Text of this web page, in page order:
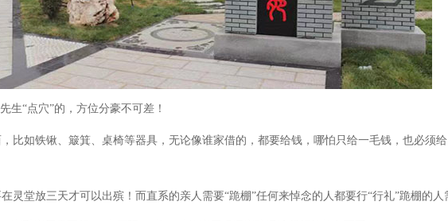
“点穴”的，方位分豪不可差！
比如铁锹、簸箕、桌椅等器具，无论像谁家借的，都要给钱，哪怕只给一毛钱，也必须
灵堂放三天才可以出殡！而直系的亲人需要“跪棚”任何来悼念的人都要行“行礼”跪棚的人